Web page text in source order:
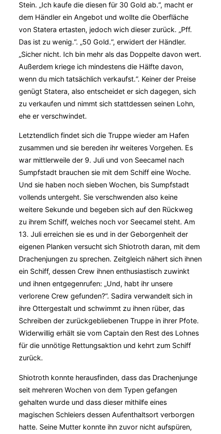
Stein. „Ich kaufe die diesen für 30 Gold ab.“, macht er
dem Händler ein Angebot und wollte die Oberfläche
von Statera ertasten, jedoch wich dieser zurück. „Pff.
Das ist zu wenig.“. „50 Gold.“, erwidert der Händler.
„Sicher nicht. Ich bin mehr als das Doppelte davon wert.
Außerdem kriege ich mindestens die Hälfte davon,
wenn du mich tatsächlich verkaufst.“. Keiner der Preise
genügt Statera, also entscheidet er sich dagegen, sich
zu verkaufen und nimmt sich stattdessen seinen Lohn,
ehe er verschwindet.
Letztendlich findet sich die Truppe wieder am Hafen
zusammen und sie bereden ihr weiteres Vorgehen. Es
war mittlerweile der 9. Juli und von Seecamel nach
Sumpfstadt brauchen sie mit dem Schiff eine Woche.
Und sie haben noch sieben Wochen, bis Sumpfstadt
vollends untergeht. Sie verschwenden also keine
weitere Sekunde und begeben sich auf den Rückweg
zu ihrem Schiff, welches noch vor Seecamel steht. Am
13. Juli erreichen sie es und in der Geborgenheit der
eigenen Planken versucht sich Shiotroth daran, mit dem
Drachenjungen zu sprechen. Zeitgleich nähert sich ihnen
ein Schiff, dessen Crew ihnen enthusiastisch zuwinkt
und ihnen entgegenrufen: „Und, habt ihr unsere
verlorene Crew gefunden?“. Sadira verwandelt sich in
ihre Ottergestalt und schwimmt zu ihnen rüber, das
Schreiben der zurückgebliebenen Truppe in ihrer Pfote.
Widerwillig erhält sie vom Captain den Rest des Lohnes
für die unnötige Rettungsaktion und kehrt zum Schiff
zurück.
Shiotroth konnte herausfinden, dass das Drachenjunge
seit mehreren Wochen von dem Typen gefangen
gehalten wurde und dass dieser mithilfe eines
magischen Schleiers dessen Aufenthaltsort verborgen
hatte. Seine Mutter konnte ihn zuvor nicht aufspüren,